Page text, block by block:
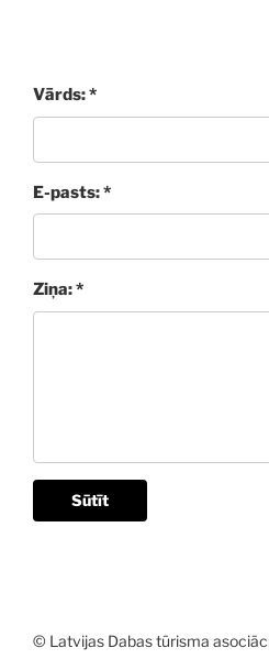
Vārds: *
E-pasts: *
Ziņa: *
Sūtīt
© Latvijas Dabas tūrisma